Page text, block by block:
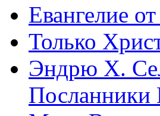
Евангелие
Только
Эндрю Х.
Посланники